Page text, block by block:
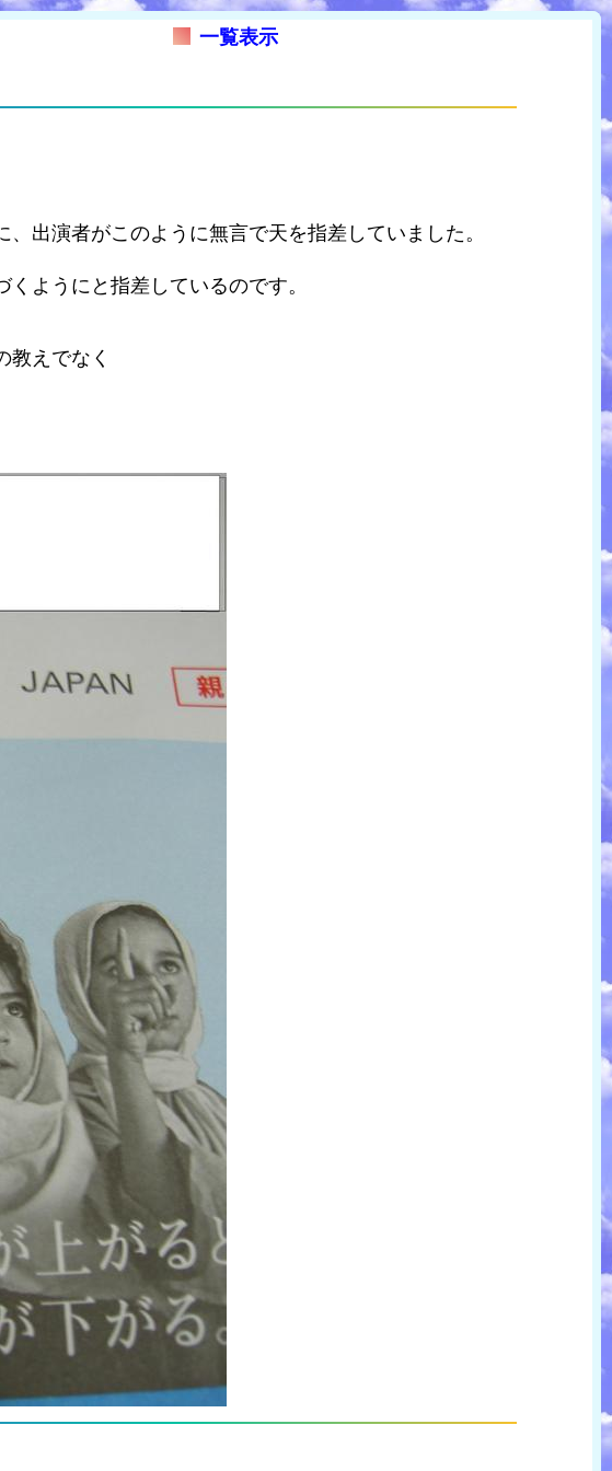
一覧表示
出演者がこのように無言で天を指差していました。
ようにと指差しているのです。
教えでなく